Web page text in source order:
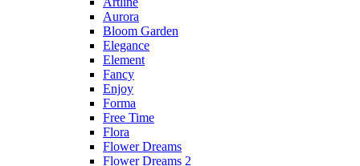
Aurora
Bloom Garden
Elegance
Element
Fancy
Enjoy
Forma
Free Time
Flora
Flower Dreams
Flower Dreams 2